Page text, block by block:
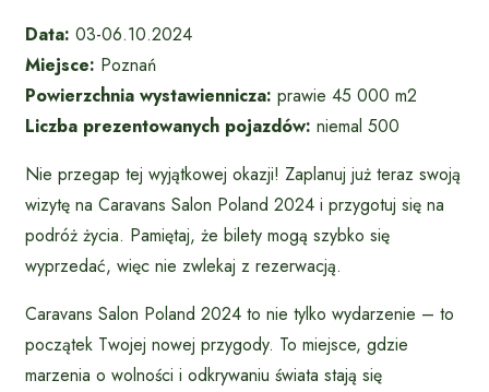
Data: 03-06.10.2024
Miejsce: Poznań
Powierzchnia wystawiennicza: prawie 45 000 m2
Liczba prezentowanych pojazdów: niemal 500
Nie przegap tej wyjątkowej okazji! Zaplanuj już teraz swoją
wizytę na Caravans Salon Poland 2024 i przygotuj się na
podróż życia. Pamiętaj, że bilety mogą szybko się
wyprzedać, więc nie zwlekaj z rezerwacją.
Caravans Salon Poland 2024 to nie tylko wydarzenie – to
początek Twojej nowej przygody. To miejsce, gdzie
marzenia o wolności i odkrywaniu świata stają się